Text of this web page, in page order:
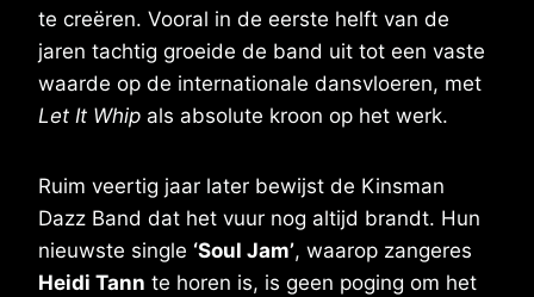
te creëren. Vooral in de eerste helft van de
jaren tachtig groeide de band uit tot een vaste
waarde op de internationale dansvloeren, met
Let It Whip als absolute kroon op het werk.
Ruim veertig jaar later bewijst de Kinsman
Dazz Band dat het vuur nog altijd brandt. Hun
nieuwste single ‘Soul Jam’, waarop zangeres
Heidi Tann te horen is, is geen poging om het